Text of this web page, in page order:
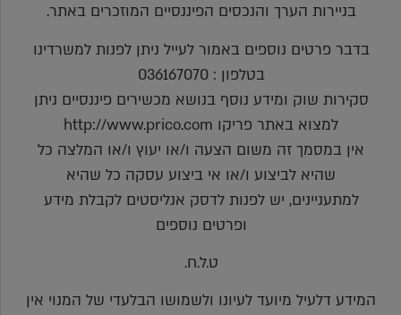
בניירות הערך והנכסים הפיננסיים המוזכרים באתר.
בדבר פרטים נוספים באמור לעייל ניתן לפנות למשרדינו
בטלפון : 036167070
סקירות שוק ומידע נוסף בנושא מכשירים פיננסיים ניתן
למצוא באתר פריקו http://www.prico.com
אין במסמך זה משום הצעה ו/או יעוץ ו/או המלצה כל
שהיא לביצוע ו/או אי ביצוע עסקה כל שהיא
למתעניינים, יש לפנות לדסק אנליסטים לקבלת מידע
ופרטים נוספים
ט.ל.ח.
המידע דלעיל מיועד לעיונו ולשמושו הבלעדי של המנוי אין